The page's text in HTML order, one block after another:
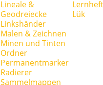
Lineale &
Geodreiecke
Linkshänder
Malen & Zeichnen
Minen und Tinten
Ordner
Permanentmarker
Radierer
Sammelmappen
Lük